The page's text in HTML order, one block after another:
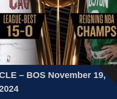
– BOS November 19,